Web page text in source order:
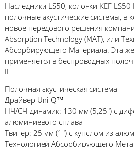
Наследники LS50, колонки KEF
полочные акустические системы, в
новое передового решения
Absorption Technology (MAT), или
Абсорбирующего Материала. Эта же
применяется в беспроводных
II.
Полочная акустическая система
Драйвер Uni-Q™
НЧ/СЧ-динамик: 130 мм (5,25") с
алюминиевого сплава
Твитер: 25 мм (1") с куполом из
Технологией Абсорбирующего